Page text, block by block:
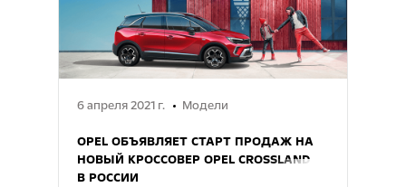
6 апреля 2021 г. Модели
OPEL ОБЪЯВЛЯЕТ СТАРТ ПРОДАЖ НА
НОВЫЙ КРОССОВЕР OPEL CROSSLAND
В РОССИИ